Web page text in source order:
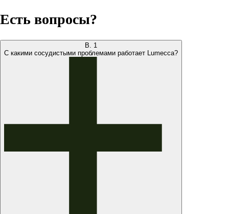
Есть вопросы?
В. 1
С какими сосудистыми проблемами работает Lumecca?